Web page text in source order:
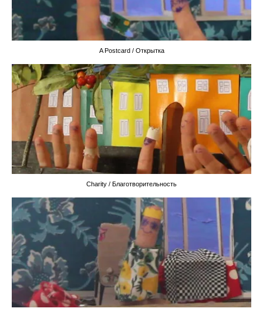
A Postcard / Открытка
Charity / Благотворительность